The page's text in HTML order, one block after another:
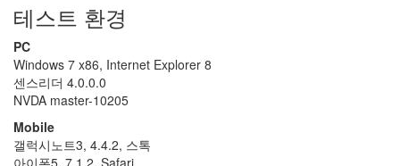
테스트 환경
PC
Windows 7 x86, Internet Explorer 8
센스리더 4.0.0.0
NVDA master-10205
Mobile
갤럭시노트3, 4.4.2, 스톡
아이폰5, 7.1.2, Safari
혼
자
산
다
-
2020
널
리
...